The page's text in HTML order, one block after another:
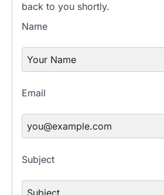
back to you shortly.
Name
Email
Subject